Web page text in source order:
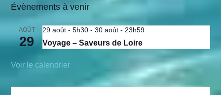
Évènements à venir
AOÛT
29
29 août - 5h30 -30 août - 23h59
Voyage – Saveurs de Loire
Voir le calendrier